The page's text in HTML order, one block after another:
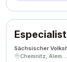
Sächsischer
Chemnitz, Alemanha